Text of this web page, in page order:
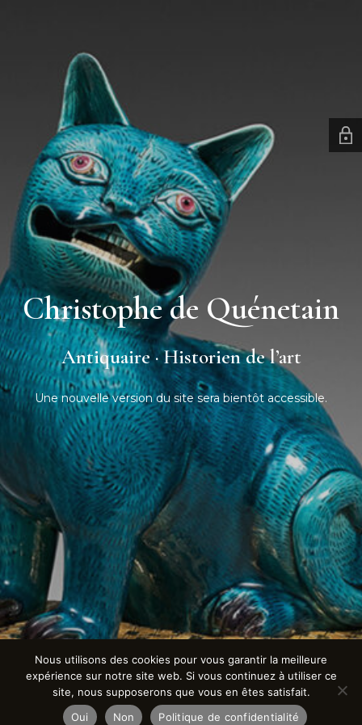
Christophe de Quénetain
Antiquaire · Historien de l’art
Une nouvelle version du site sera bientôt accessible.
Nous utilisons des cookies pour vous garantir la meilleure
expérience sur notre site web. Si vous continuez à utiliser ce
site, nous supposerons que vous en êtes satisfait.
Oui
Non Politique de confidentialité